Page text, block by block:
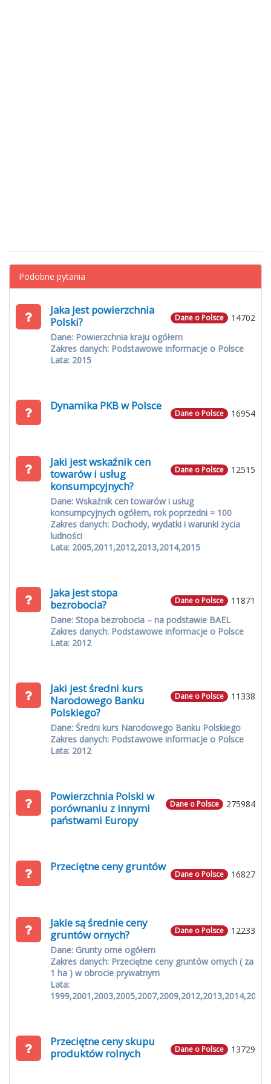
Podobne pytania
14702
Dane o Polsce
Jaka jest powierzchnia
Polski?
Dane: Powierzchnia kraju ogółem
Zakres danych: Podstawowe informacje o Polsce
Lata: 2015
16954
Dane o Polsce
Dynamika PKB w Polsce
12515
Dane o Polsce
Jaki jest wskaźnik cen
towarów i usług
konsumpcyjnych?
Dane: Wskaźnik cen towarów i usług
konsumpcyjnych ogółem, rok poprzedni = 100
Zakres danych: Dochody, wydatki i warunki życia
ludności
Lata: 2005,2011,2012,2013,2014,2015
11871
Dane o Polsce
Jaka jest stopa
bezrobocia?
Dane: Stopa bezrobocia – na podstawie BAEL
Zakres danych: Podstawowe informacje o Polsce
Lata: 2012
11338
Dane o Polsce
Jaki jest średni kurs
Narodowego Banku
Polskiego?
Dane: Średni kurs Narodowego Banku Polskiego
Zakres danych: Podstawowe informacje o Polsce
Lata: 2012
275984
Dane o Polsce
Powierzchnia Polski w
porównaniu z innymi
państwami Europy
16827
Dane o Polsce
Przeciętne ceny gruntów
12233
Dane o Polsce
Jakie są średnie ceny
gruntów ornych?
Dane: Grunty orne ogółem
Zakres danych: Przeciętne ceny gruntów ornych ( za
1 ha ) w obrocie prywatnym
Lata:
1999,2001,2003,2005,2007,2009,2012,2013,2014,2015
13729
Dane o Polsce
Przeciętne ceny skupu
produktów rolnych